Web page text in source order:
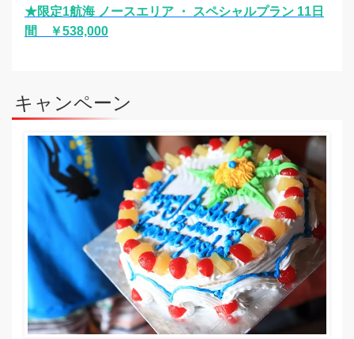
★限定1航海 ノースエリア ・ スペシャルプラン 11日
間 ￥538,000
キャンペーン